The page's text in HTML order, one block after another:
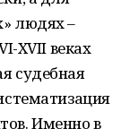
людях –
XVII веках
судебная
Именно в